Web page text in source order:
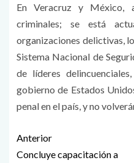
En Veracruz y México,
criminales; se está
organizaciones delictivas,
Sistema Nacional de
de líderes
gobierno de Estados
penal en el país, y no
Anterior
Concluye capacitación a